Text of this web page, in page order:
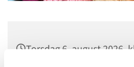
Torsdag 6. august 2026,